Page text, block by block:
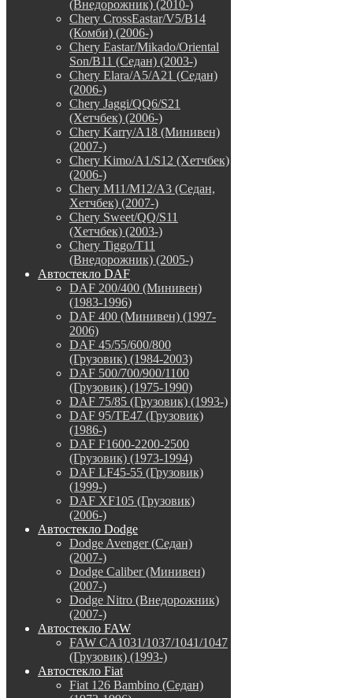
(Внедорожник) (2010-)
Chery CrossEastar/V5/B14
(Комби) (2006-)
Chery Eastar/Mikado/Oriental
Son/B11 (Седан) (2003-)
Chery Elara/A5/A21 (Седан)
(2006-)
Chery Jaggi/QQ6/S21
(Хетчбек) (2006-)
Chery Karry/A18 (Минивен)
(2007-)
Chery Kimo/A1/S12 (Хетчбек)
(2006-)
Chery M11/M12/A3 (Седан,
Хетчбек) (2007-)
Chery Sweet/QQ/S11
(Хетчбек) (2003-)
Chery Tiggo/T11
(Внедорожник) (2005-)
Автостекло DAF
DAF 200/400 (Минивен)
(1983-1996)
DAF 400 (Минивен) (1997-
2006)
DAF 45/55/600/800
(Грузовик) (1984-2003)
DAF 500/700/900/1100
(Грузовик) (1975-1990)
DAF 75/85 (Грузовик) (1993-)
DAF 95/TE47 (Грузовик)
(1986-)
DAF F1600-2200-2500
(Грузовик) (1973-1994)
DAF LF45-55 (Грузовик)
(1999-)
DAF XF105 (Грузовик)
(2006-)
Автостекло Dodge
Dodge Avenger (Седан)
(2007-)
Dodge Caliber (Минивен)
(2007-)
Dodge Nitro (Внедорожник)
(2007-)
Автостекло FAW
FAW CA1031/1037/1041/1047
(Грузовик) (1993-)
Автостекло Fiat
Fiat 126 Bambino (Седан)